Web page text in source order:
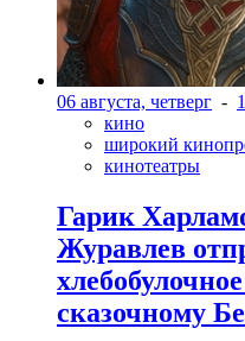
06 августа, четверг -
кино
широкий
кинотеатры
Гарик
Журавлев
сказочному